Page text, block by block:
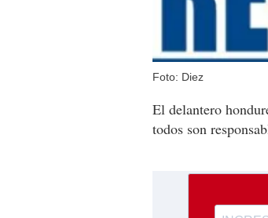
Foto: Diez
El delantero
todos son